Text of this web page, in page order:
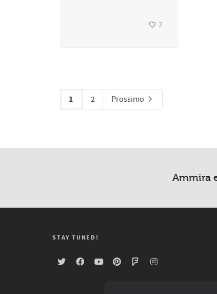
2
1 2 Prossimo
Ammira
STAY TUNED!